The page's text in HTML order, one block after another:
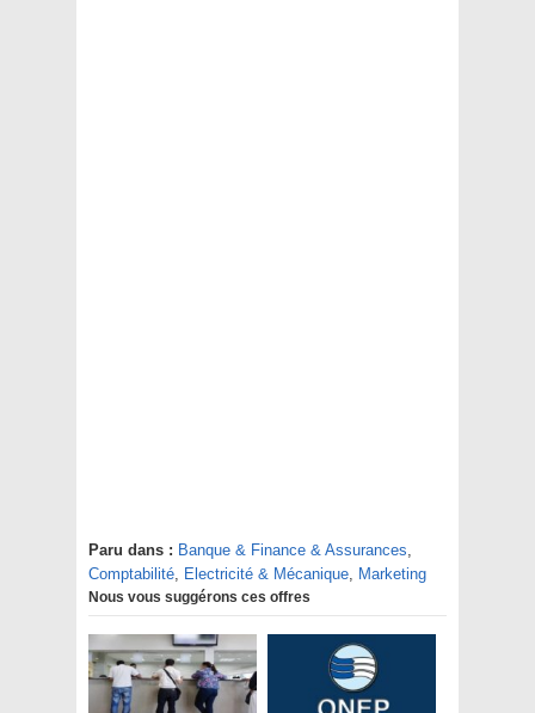
Paru dans : Banque & Finance & Assurances,
Comptabilité, Electricité & Mécanique, Marketing
Nous vous suggérons ces offres